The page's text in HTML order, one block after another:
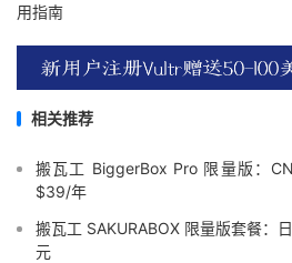
用指南
相关推荐
搬瓦工 BiggerBox Pro 限量版：
$39/年
搬瓦工 SAKURABOX 限量版套餐：
元